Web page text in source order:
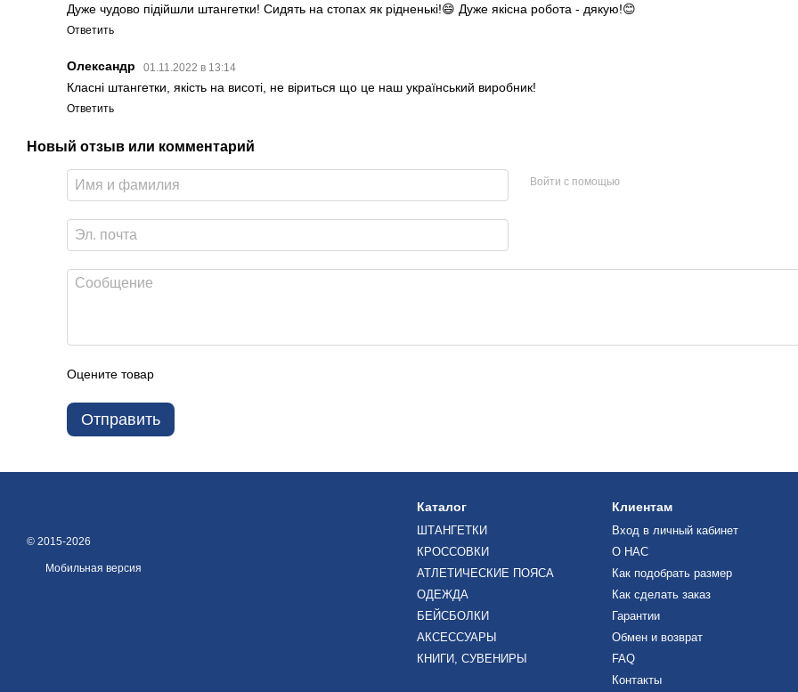
Дуже чудово підійшли штангетки! Сидять на стопах як рідненькі!😄 Дуже якісна робота - дякую!😊
Ответить
Олександр 01.11.2022 в 13:14
Класні штангетки, якість на висоті, не віриться що це наш український виробник!
Ответить
Новый отзыв или комментарий
Войти с помощью
Оцените товар
Отправить
© 2015-2026
Мобильная версия
Каталог
ШТАНГЕТКИ
КРОССОВКИ
АТЛЕТИЧЕСКИЕ ПОЯСА
ОДЕЖДА
БЕЙСБОЛКИ
АКСЕССУАРЫ
КНИГИ, СУВЕНИРЫ
Клиентам
Вход в личный кабинет
О НАС
Как подобрать размер
Как сделать заказ
Гарантии
Обмен и возврат
FAQ
Контакты